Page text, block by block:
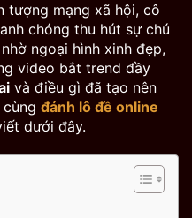
tượng mạng xã hội, cô
chóng thu hút sự chú
ngoại hình xinh đẹp,
video bắt trend đầy
và điều gì đã tạo nên
đánh lô đề online
dưới đây.